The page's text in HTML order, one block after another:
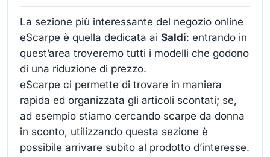
La sezione più interessante del negozio online
eScarpe è quella dedicata ai Saldi: entrando in
quest’area troveremo tutti i modelli che godono
di una riduzione di prezzo.
eScarpe ci permette di trovare in maniera
rapida ed organizzata gli articoli scontati; se,
ad esempio stiamo cercando scarpe da donna
in sconto, utilizzando questa sezione è
possibile arrivare subito al prodotto d’interesse.